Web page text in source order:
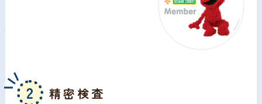
2 精密検査